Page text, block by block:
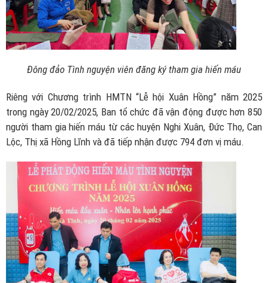
Đông đảo Tình nguyện viên đăng ký tham gia hiến máu
Riêng với Chương trình HMTN “Lễ hội Xuân Hồng” năm 2025
trong ngày 20/02/2025, Ban tổ chức đã vận động được hơn 850
người tham gia hiến máu từ các huyện Nghi Xuân, Đức Thọ, Can
Lộc, Thị xã Hồng Lĩnh và đã tiếp nhận được 794 đơn vị máu.